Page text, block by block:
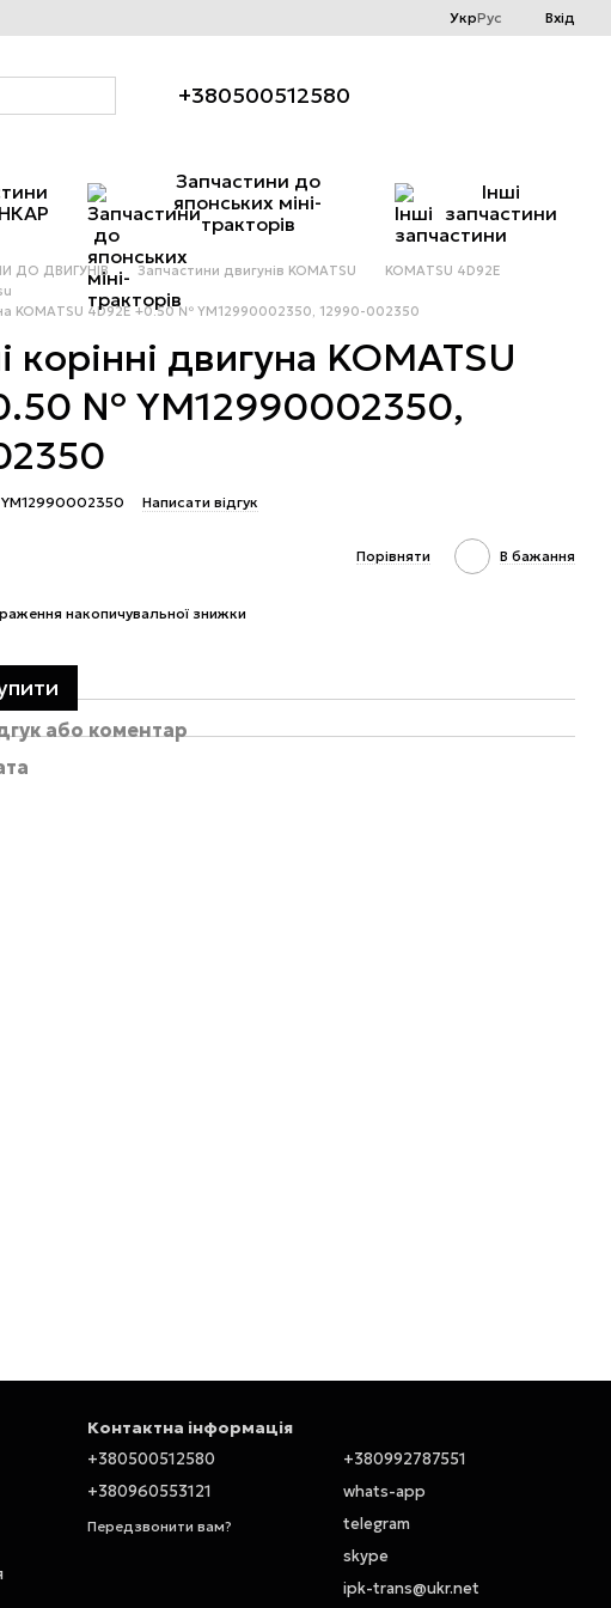
УкрРус Вхід
+380500512580
Запчастини до
японських міні-
тракторів
Інші
запчастини
ДО ДВИГУНІВ Запчастини двигунів KOMATSU
KOMATSU 4D92E
KOMATSU 4D92E +0.50 № YM12990002350, 12990-002350
корінні двигуна KOMATSU
№ YM12990002350,
Написати відгук
Порівняти В бажання
накопичувальної знижки
або коментар
Контактна інформація
+380500512580
+380960553121
Передзвонити вам?
+380992787551
whats-app
telegram
skype
ipk-trans@ukr.net